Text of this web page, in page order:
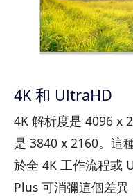
4K 和 UltraHD
4K 解析度是 4096 x
是 3840 x 2160。這
於全 4K 工作流程或
Plus 可消彌這個差